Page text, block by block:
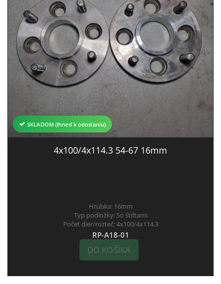
SKLADOM (Ihneď k odoslaniu)
4x100/4x114.3 54-67 16mm
Hrúbka: 16mm
Typ podložky: So štiftami
Počet dier/rozteč:4x100/4x114.3
RP-A18-01
DO KOŠÍKA